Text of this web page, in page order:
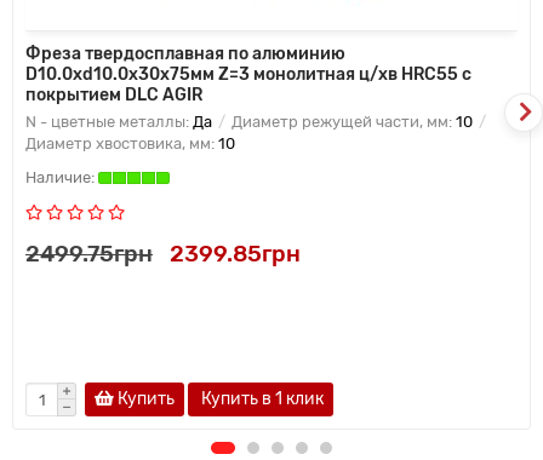
Фреза твердосплавная по алюминию
D10.0xd10.0x30x75мм Z=3 монолитная ц/хв HRC55 с
покрытием DLC AGIR
N - цветные металлы: Да Диаметр режущей части, мм: 10
Диаметр хвостовика, мм: 10
2499.75грн 2399.85грн
Купить Купить в 1 клик